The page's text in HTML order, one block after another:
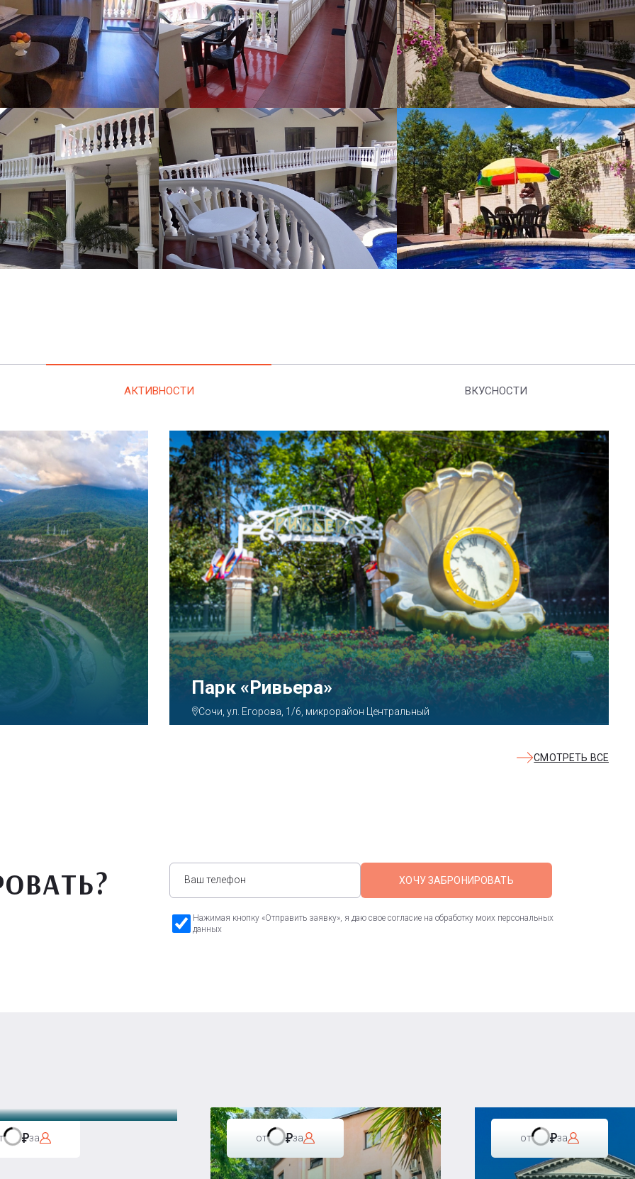
АКТИВНОСТИ ВКУСНОСТИ
Аквапарк «АКВАЛОО»
Сочи, ул. Декабристов, 78б
СМОТРЕТЬ ВСЕ
ХОЧУ ЗАБРОНИРОВАТЬ
Нажимая кнопку «Отправить заявку», я даю свое согласие на обработку моих персональных
данных
за от за от за